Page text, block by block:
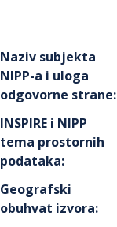
Naziv subjekta
NIPP-a i uloga
odgovorne strane:
INSPIRE i NIPP
tema prostornih
podataka:
Geografski
obuhvat izvora: